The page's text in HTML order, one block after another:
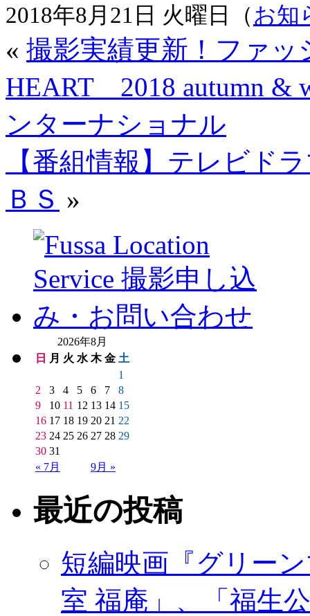
2018年8月21日 火曜日（お知
« 撮影実績更新！ファ
HEART 2018 autumn &
ンターナショナル
【番組情報】テレビ
ＢＳ »
2026年8月
日
月 火 水 木 金 土
1
2
3 4 5 6 7
8
9
10 11 12 13 14 15
16 17 18 19 20 21 22
23 24 25 26 27 28 29
30 31
« 7月
9月 »
最近の投稿
短編映画『グリー
室 福庵」、「福生